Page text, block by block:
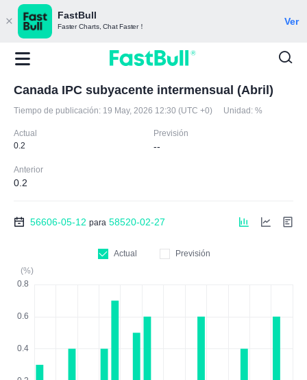
FastBull
Faster Charts, Chat Faster！ Ver
Canada IPC subyacente intermensual (Abril)
Tiempo de publicación: 19 May, 2026 12:30 (UTC +0) Unidad: %
Actual
0.2
Previsión
--
Anterior
0.2
56606-05-12 para 58520-02-27
Actual
Previsión
(%)